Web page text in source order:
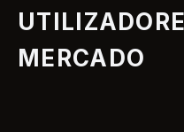
MERCADO